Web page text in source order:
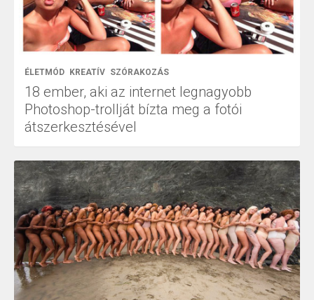
ÉLETMÓD KREATÍV SZÓRAKOZÁS
18 ember, aki az internet legnagyobb
Photoshop-trollját bízta meg a fotói
átszerkesztésével